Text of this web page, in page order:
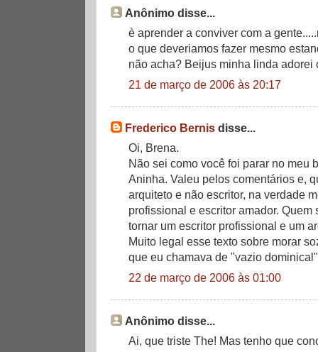
Anônimo disse...
è aprender a conviver com a
o que deveriamos fazer mesmo
não acha? Beijus minha linda adorei
21 de março de 2006 às 20:17
Frederico Bernis disse...
Oi, Brena.
Não sei como você foi parar no meu
Aninha. Valeu pelos comentários e,
arquiteto e não escritor, na verdade
profissional e escritor amador.
tornar um escritor profissional e um
Muito legal esse texto sobre morar
que eu chamava de "vazio
22 de março de 2006 às 01:00
Anônimo disse...
Ai, que triste The! Mas tenho que